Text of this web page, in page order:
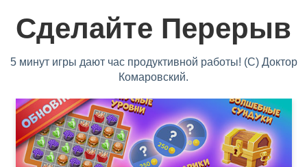
Сделайте Перерыв
5 минут игры дают час продуктивной работы! (С) Доктор
Комаровский.